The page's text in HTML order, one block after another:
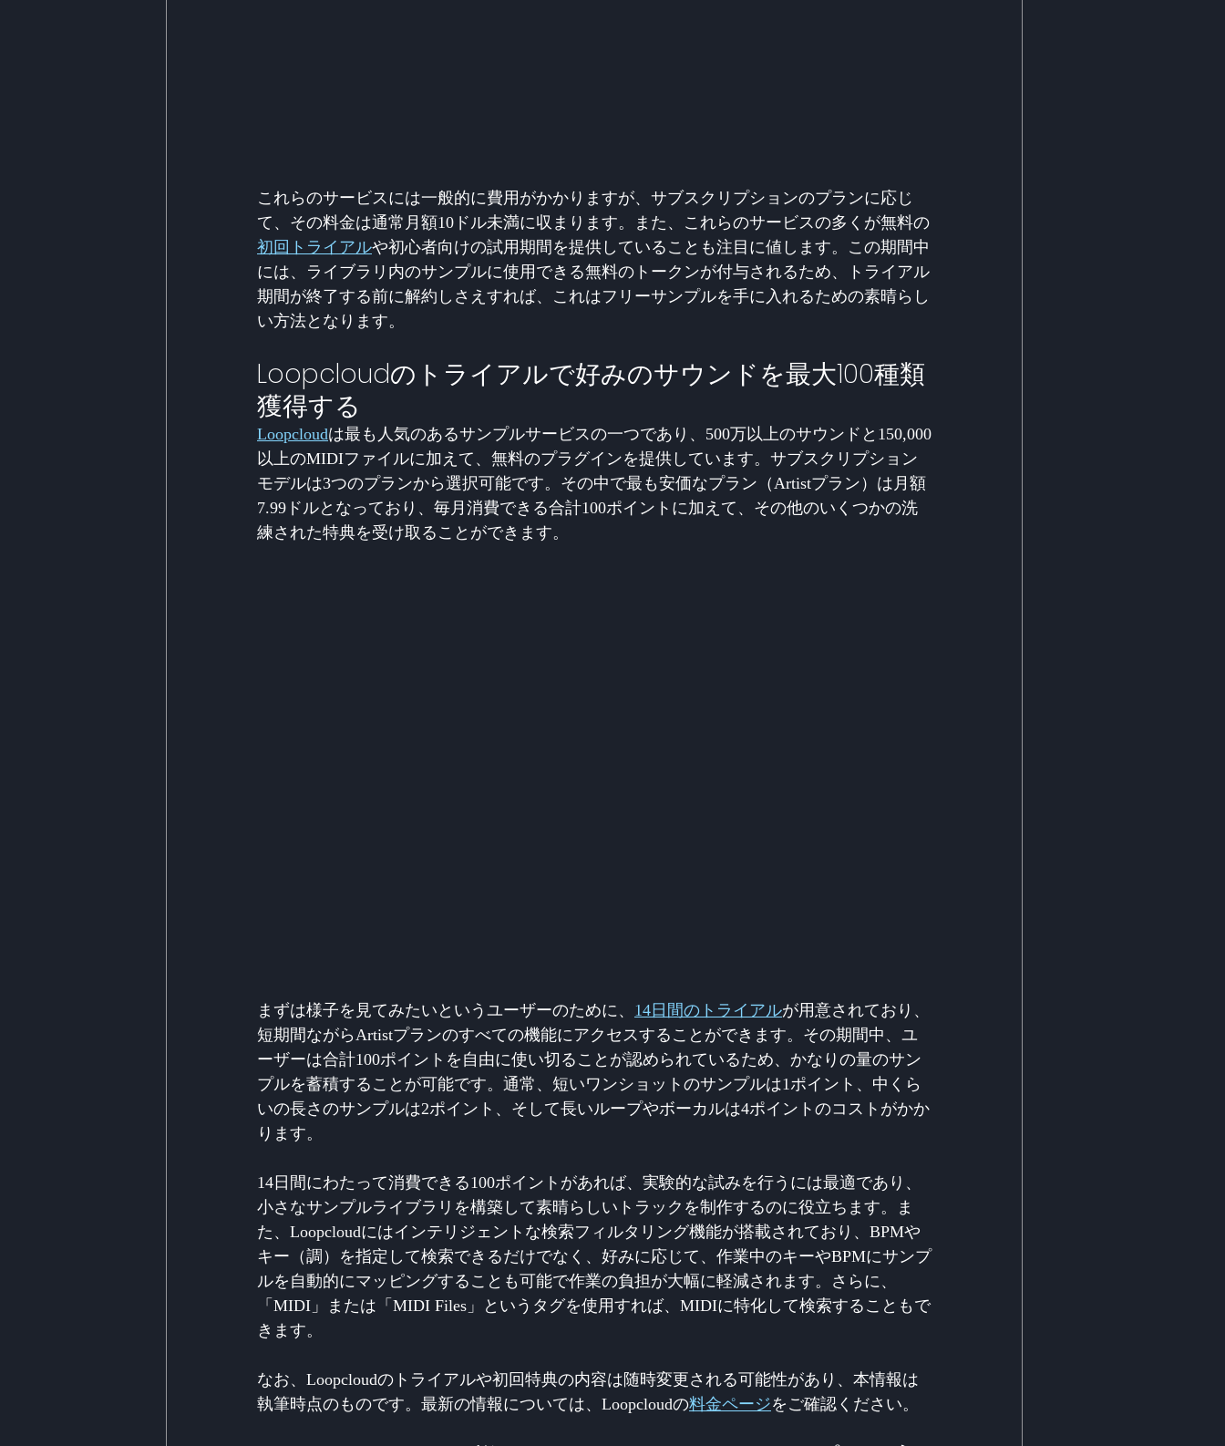
これらのサービスには一般的に費用がかかりますが、サブスクリプションのプランに応じ
て、その料金は通常月額10ドル未満に収まります。また、これらのサービスの多くが無料の
初回トライアルや初心者向けの試用期間を提供していることも注目に値します。この期間中
には、ライブラリ内のサンプルに使用できる無料のトークンが付与されるため、トライアル
期間が終了する前に解約しさえすれば、これはフリーサンプルを手に入れるための素晴らし
い方法となります。
Loopcloudのトライアルで好みのサウンドを最大100種類
獲得する
Loopcloudは最も人気のあるサンプルサービスの一つであり、500万以上のサウンドと150,000
以上のMIDIファイルに加えて、無料のプラグインを提供しています。サブスクリプション
モデルは3つのプランから選択可能です。その中で最も安価なプラン（Artistプラン）は月額
7.99ドルとなっており、毎月消費できる合計100ポイントに加えて、その他のいくつかの洗
練された特典を受け取ることができます。
まずは様子を見てみたいというユーザーのために、 14日間のトライアルが用意されており、
短期間ながらArtistプランのすべての機能にアクセスすることができます。その期間中、ユ
ーザーは合計100ポイントを自由に使い切ることが認められているため、かなりの量のサン
プルを蓄積することが可能です。通常、短いワンショットのサンプルは1ポイント、中くら
いの長さのサンプルは2ポイント、そして長いループやボーカルは4ポイントのコストがかか
ります。
14日間にわたって消費できる100ポイントがあれば、実験的な試みを行うには最適であり、
小さなサンプルライブラリを構築して素晴らしいトラックを制作するのに役立ちます。ま
た、Loopcloudにはインテリジェントな検索フィルタリング機能が搭載されており、BPMや
キー（調）を指定して検索できるだけでなく、好みに応じて、作業中のキーやBPMにサンプ
ルを自動的にマッピングすることも可能で作業の負担が大幅に軽減されます。さらに、
「MIDI」または「MIDI Files」というタグを使用すれば、MIDIに特化して検索することもで
きます。
なお、Loopcloudのトライアルや初回特典の内容は随時変更される可能性があり、本情報は
執筆時点のものです。最新の情報については、Loopcloudの料金ページをご確認ください。